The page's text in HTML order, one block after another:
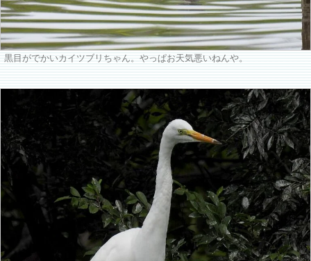
黒目がでかいカイツブリちゃん。やっぱお天気悪いねんや。